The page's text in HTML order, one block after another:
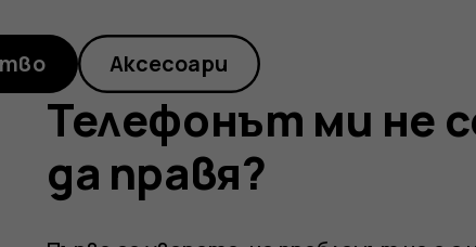
Аксесоари
Телефонът ми не
да правя?